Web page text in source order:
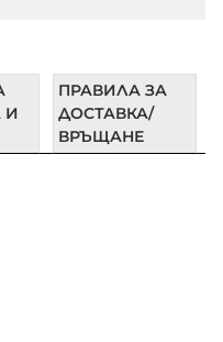
И
ПРАВИЛА ЗА
ДОСТАВКА/
ВРЪЩАНЕ